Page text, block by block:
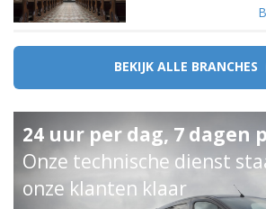
BEKIJK ALLE BRANCHES
24 uur per dag, 7 dagen
Onze technische dienst
onze klanten klaar